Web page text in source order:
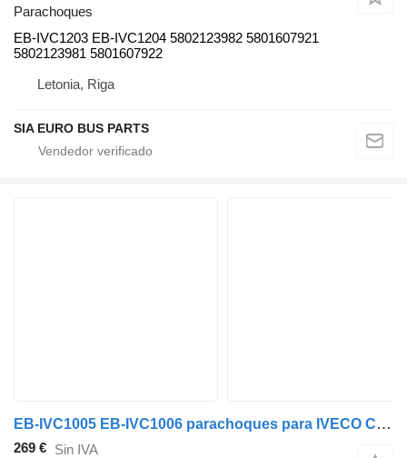
Parachoques
EB-IVC1203 EB-IVC1204 5802123982 5801607921
5802123981 5801607922
Letonia, Riga
SIA EURO BUS PARTS
EB-IVC1005 EB-IVC1006 parachoques para IVECO Crossway LE autobús
269 € Sin IVA